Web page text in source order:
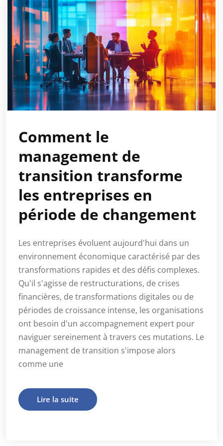
Comment le
management de
transition transforme
les entreprises en
période de changement
Les entreprises évoluent aujourd'hui dans un
environnement économique caractérisé par des
transformations rapides et des défis complexes.
Qu'il s'agisse de restructurations, de crises
financières, de transformations digitales ou de
périodes de croissance intense, les organisations
ont besoin d'un accompagnement expert pour
naviguer sereinement à travers ces mutations. Le
management de transition s'impose alors
comme une
Lire la suite